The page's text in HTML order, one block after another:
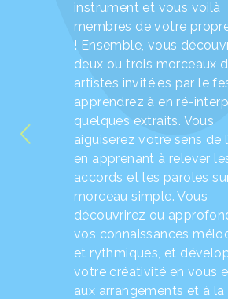
instrument et vous voilà
membres de votre
! Ensemble, vous
deux ou trois morceaux
artistes invité·es par le
apprendrez à en ré-
quelques extraits. Vous
aiguiserez votre sens de
en apprenant à relever
accords et les paroles
morceau simple. Vous
découvrirez ou
vos connaissances
et rythmiques, et
votre créativité en vous
aux arrangements et à la